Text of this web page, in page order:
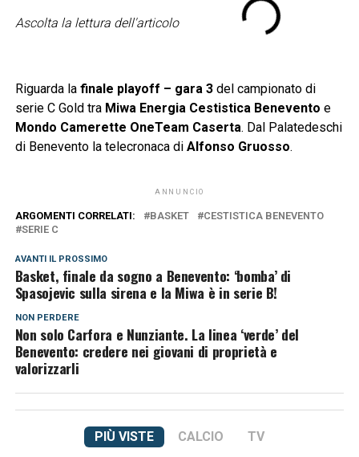
Ascolta la lettura dell'articolo
Riguarda la finale playoff – gara 3del campionato di
serie C Gold tra Miwa Energia Cestistica Benevento e
Mondo Camerette OneTeam Caserta. Dal Palatedeschi
di Benevento la telecronaca di Alfonso Gruosso.
ANNUNCIO
ARGOMENTI CORRELATI: BASKET
CESTISTICA BENEVENTO
SERIE C
AVANTI IL ​​PROSSIMO
Basket, finale da sogno a Benevento: ‘bomba’ di
Spasojevic sulla sirena e la Miwa è in serie B!
NON PERDERE
Non solo Carfora e Nunziante. La linea ‘verde’ del
Benevento: credere nei giovani di proprietà e
valorizzarli
PIÙ VISTE CALCIO TV